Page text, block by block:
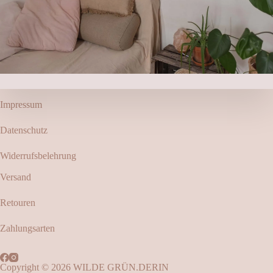
Impressum
Datenschutz
Widerrufsbelehrung
Versand
Retouren
Zahlungsarten
Copyright © 2026 WILDE GRÜN.DERIN